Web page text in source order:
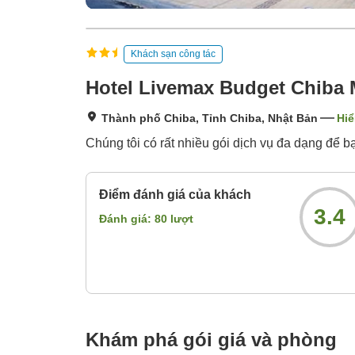
Khách sạn công tác
Hotel Livemax Budget Chiba
Thành phố Chiba, Tỉnh Chiba, Nhật Bản
Chúng tôi có rất nhiều gói dịch vụ đa dạng để
Điểm đánh giá của khách
Đánh giá: 80 lượt 3.4
Khám phá gói giá và phòng